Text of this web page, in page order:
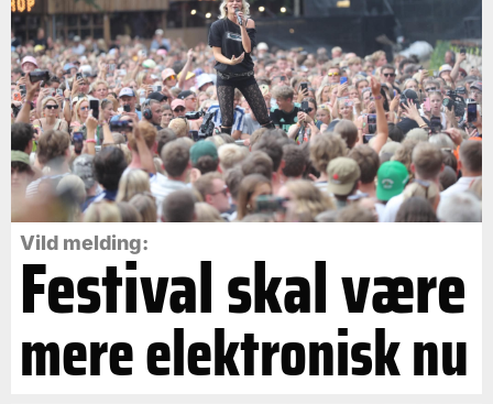
Vild melding:
Festival skal være
mere elektronisk nu